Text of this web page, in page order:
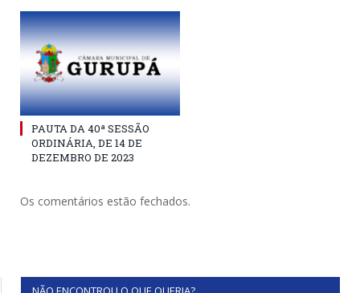
PAUTA DA 40ª SESSÃO
ORDINÁRIA, DE 14 DE
DEZEMBRO DE 2023
Os comentários estão fechados.